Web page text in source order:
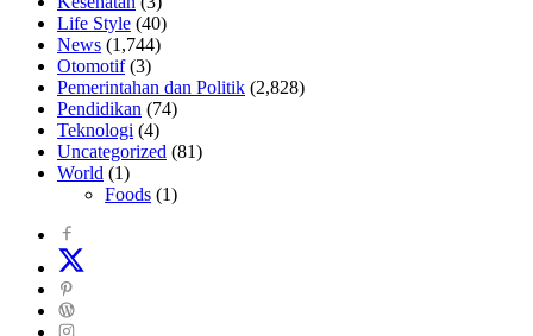
Life Style (40)
News (1,744)
Otomotif(3)
Pemerintahan dan Politik (2,828)
Pendidikan (74)
Teknologi (4)
Uncategorized (81)
World (1)
Foods (1)